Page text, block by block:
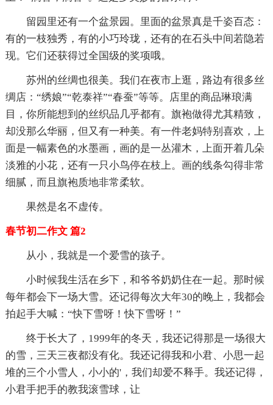
留园里还有一个盆景园。里面的盆景真是千姿百态：
有的一枝独秀，有的小巧玲珑，还有的在石头中间若隐若
现。它们还获得过全国级的奖项哦。
苏州的丝绸也很美。我们在夜市上逛，路边有很多丝
绸店：“绣娘”“乾泰祥”“春蚕”等等。店里的商品琳琅满
目，你所能想到的丝织品几乎都有。旗袍做得尤其精致，
却没那么华丽，但又有一种美。有一件老妈特别喜欢，上
面是一幅素色的水墨画，画的是一丛灌木，上面开着几朵
淡雅的小花，还有一只小鸟停在枝上。画的线条勾得非常
细腻，而且旗袍质地非常柔软。
果然是名不虚传。
春节初二作文 篇2
从小，我就是一个爱雪的孩子。
小时候我生活在乡下，和爷爷奶奶住在一起。那时候
每年都会下一场大雪。还记得每次大年30的晚上，我都会
拍起手大喊：“快下雪呀！快下雪呀！”
终于长大了，1999年的冬天，我还记得那是一场很大
的雪，三天三夜都没有化。我还记得我和小君、小思一起
堆的三个小雪人，小小的'，我们却爱不释手。我还记得，
小君手把手的教我滚雪球，让